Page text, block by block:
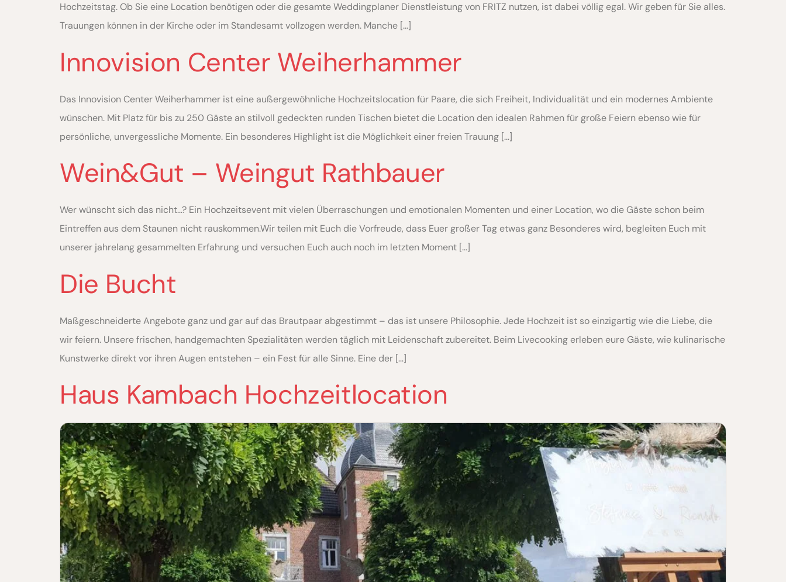
Hochzeitstag. Ob Sie eine Location benötigen oder die gesamte Weddingplaner Dienstleistung von FRITZ nutzen, ist dabei völlig egal. Wir geben für Sie alles.
Trauungen können in der Kirche oder im Standesamt vollzogen werden. Manche […]
Innovision Center Weiherhammer
Das Innovision Center Weiherhammer ist eine außergewöhnliche Hochzeitslocation für Paare, die sich Freiheit, Individualität und ein modernes Ambiente
wünschen. Mit Platz für bis zu 250 Gäste an stilvoll gedeckten runden Tischen bietet die Location den idealen Rahmen für große Feiern ebenso wie für
persönliche, unvergessliche Momente. Ein besonderes Highlight ist die Möglichkeit einer freien Trauung […]
Wein&Gut – Weingut Rathbauer
Wer wünscht sich das nicht…? Ein Hochzeitsevent mit vielen Überraschungen und emotionalen Momenten und einer Location, wo die Gäste schon beim
Eintreffen aus dem Staunen nicht rauskommen.Wir teilen mit Euch die Vorfreude, dass Euer großer Tag etwas ganz Besonderes wird, begleiten Euch mit
unserer jahrelang gesammelten Erfahrung und versuchen Euch auch noch im letzten Moment […]
Die Bucht
Maßgeschneiderte Angebote ganz und gar auf das Brautpaar abgestimmt – das ist unsere Philosophie. Jede Hochzeit ist so einzigartig wie die Liebe, die
wir feiern. Unsere frischen, handgemachten Spezialitäten werden täglich mit Leidenschaft zubereitet. Beim Livecooking erleben eure Gäste, wie kulinarische
Kunstwerke direkt vor ihren Augen entstehen – ein Fest für alle Sinne. Eine der […]
Haus Kambach Hochzeitlocation